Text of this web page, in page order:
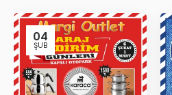
04
ŞUB